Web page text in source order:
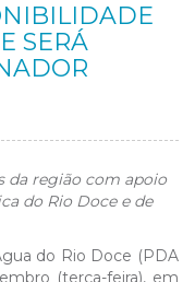
SERÁ
da região com apoio
do Rio Doce e de
do Rio Doce (PDA
(terça-feira), em